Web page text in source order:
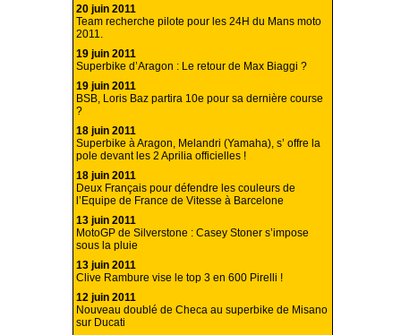
20 juin 2011
Team recherche pilote pour les 24H du Mans moto
2011.
19 juin 2011
Superbike d’Aragon : Le retour de Max Biaggi ?
19 juin 2011
BSB, Loris Baz partira 10e pour sa dernière course
?
18 juin 2011
Superbike à Aragon, Melandri (Yamaha), s’ offre la
pole devant les 2 Aprilia officielles !
18 juin 2011
Deux Français pour défendre les couleurs de
l’Equipe de France de Vitesse à Barcelone
13 juin 2011
MotoGP de Silverstone : Casey Stoner s’impose
sous la pluie
13 juin 2011
Clive Rambure vise le top 3 en 600 Pirelli !
12 juin 2011
Nouveau doublé de Checa au superbike de Misano
sur Ducati